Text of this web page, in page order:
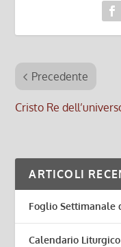
Precedente
Cristo Re
ARTICOLI
Foglio Settimanale
Calendario